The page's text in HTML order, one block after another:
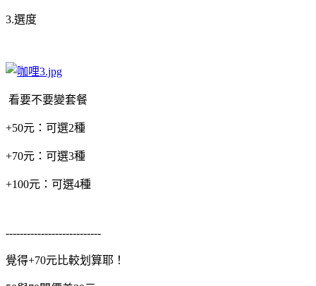
3.選度
看要不要變套餐
+50元：可選2種
+70元：可選3種
+100元：可選4種
---------------------------
覺得+70元比較划算耶！